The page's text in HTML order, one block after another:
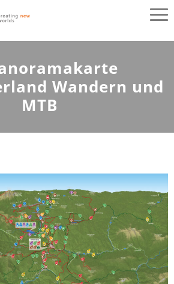
Österreich
Wandern und
MTB